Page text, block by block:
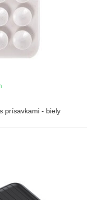
prísavkami - biely